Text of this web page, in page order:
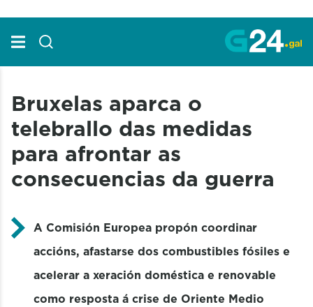
Bruxelas aparca o
telebrallo das medidas
para afrontar as
consecuencias da guerra
A Comisión Europea propón coordinar
accións, afastarse dos combustibles fósiles e
acelerar a xeración doméstica e renovable
como resposta á crise de Oriente Medio